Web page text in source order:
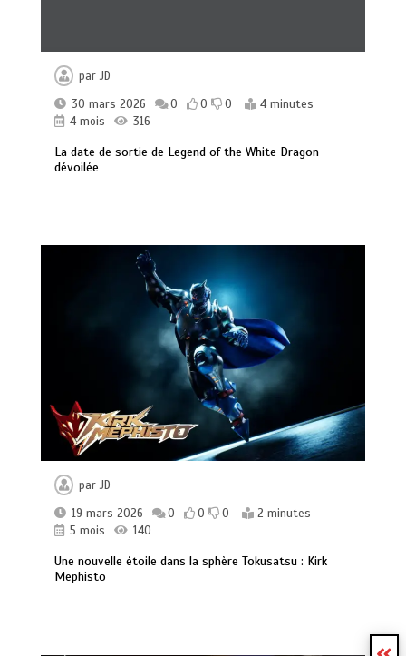
parJD
30 mars 2026
0 0 0
4 minutes
4 mois
316
La date de sortie de Legend of the White Dragon
dévoilée
parJD
19 mars 2026
0 0 0
2 minutes
5 mois
140
Une nouvelle étoile dans la sphère Tokusatsu : Kirk
Mephisto